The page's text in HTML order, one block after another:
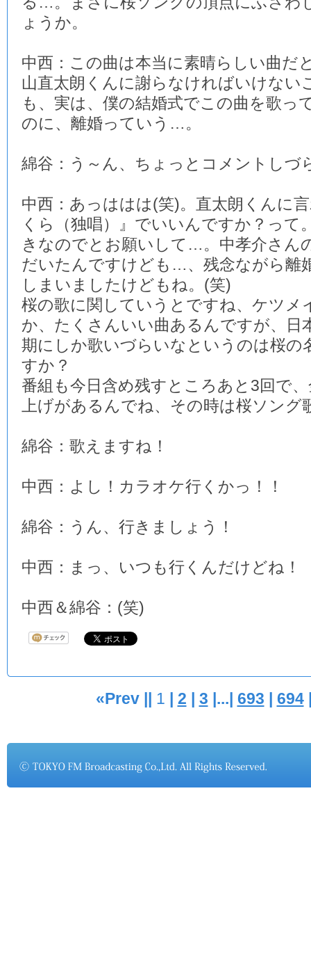
ょうか。
中西：この曲は本当に素晴らしい曲だ
山直太朗くんに謝らなければいけない
も、実は、僕の結婚式でこの曲を歌っ
のに、離婚っていう…。
綿谷：う～ん、ちょっとコメントしづ
中西：あっははは(笑)。直太朗くんに
くら（独唱）』でいいんですか？って
きなのでとお願いして…。中孝介さん
だいたんですけども…、残念ながら離
しまいましたけどもね。(笑)
桜の歌に関していうとですね、ケツメ
か、たくさんいい曲あるんですが、日
期にしか歌いづらいなというのは桜の
すか？
番組も今日含め残すところあと3回で
上げがあるんでね、その時は桜ソング
綿谷：歌えますね！
中西：よし！カラオケ行くかっ！！
綿谷：うん、行きましょう！
中西：まっ、いつも行くんだけどね！
中西＆綿谷：(笑)
«Prev || 1 | 2 | 3 |...| 693 | 694